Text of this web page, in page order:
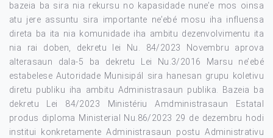
bazeia ba sira nia rekursu no kapasidade nune’e mos oinsa
atu jere assuntu sira importante ne’ebé mosu iha influensa
direta ba ita nia komunidade iha ambitu dezenvolvimentu ita
nia rai doben, dekretu lei Nu. 84/2023 Novembru aprova
alterasaun dala-5 ba dekretu Lei Nu.3/2016 Marsu ne’ebé
estabelese Autoridade Munisipál sira hanesan grupu koletivu
diretu publiku iha ambitu Administrasaun publika. Bazeia ba
dekretu Lei 84/2023 Ministériu Amdministrasaun Estatal
produs diploma Ministerial Nu.86/2023 29 de dezembru hodi
institui konkretamente Administrasaun postu Administrativu